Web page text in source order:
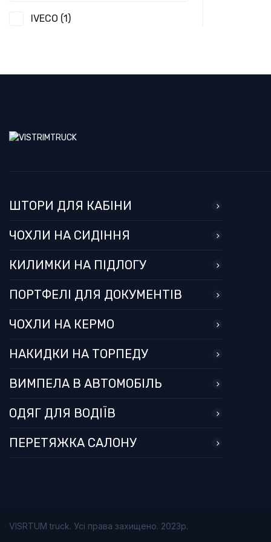
IVECO (1)
ШТОРИ ДЛЯ КАБІНИ
ЧОХЛИ НА СИДІННЯ
КИЛИМКИ НА ПІДЛОГУ
ПОРТФЕЛІ ДЛЯ ДОКУМЕНТІВ
ЧОХЛИ НА КЕРМО
НАКИДКИ НА ТОРПЕДУ
ВИМПЕЛА В АВТОМОБІЛЬ
ОДЯГ ДЛЯ ВОДІЇВ
ПЕРЕТЯЖКА САЛОНУ
VISRTUM truck. Усі права захищено. 2023р.